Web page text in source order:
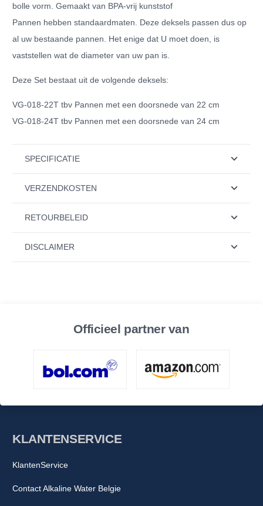
hoeveelheid
bolle vorm. Gemaakt van BPA-vrij kunststof
Pannen hebben standaardmaten. Deze deksels passen dus op
al uw bestaande pannen. Het enige dat U moet doen, is
vaststellen wat de diameter van uw pan is.
Deze Set bestaat uit de volgende deksels:
VG-018-22T tbv Pannen met een doorsnede van 22 cm
VG-018-24T tbv Pannen met een doorsnede van 24 cm
SPECIFICATIE
VERZENDKOSTEN
RETOURBELEID
DISCLAIMER
Officieel partner van
KLANTENSERVICE
KlantenService
Contact Alkaline Water Belgie